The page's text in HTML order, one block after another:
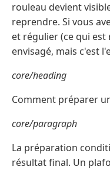
rouleau devient
reprendre. Si vous
et régulier (ce qui
envisagé, mais c'est
core/heading
Comment préparer
core/paragraph
La préparation
résultat final. Un